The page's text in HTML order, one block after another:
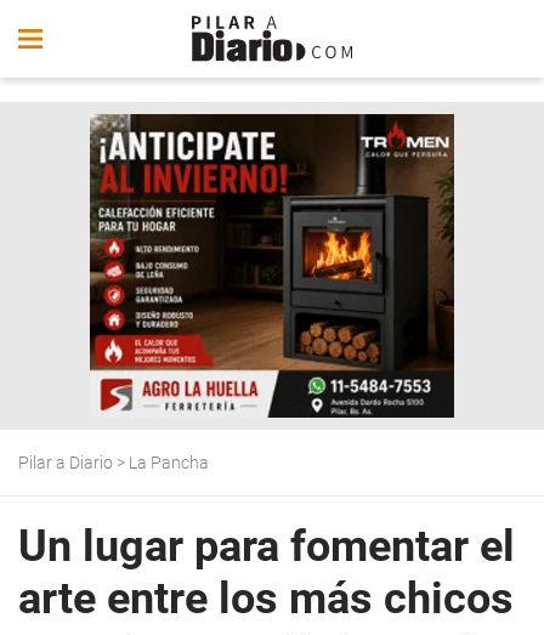
Pilar a Diario > La Pancha
Un lugar para fomentar el
arte entre los más chicos